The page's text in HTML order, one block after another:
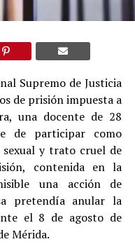
Supremo de Justicia
de prisión impuesta a
una docente de 28
de participar como
sexual y trato cruel de
contenida en la
una acción de
pretendía anular la
el 8 de agosto de
Mérida.